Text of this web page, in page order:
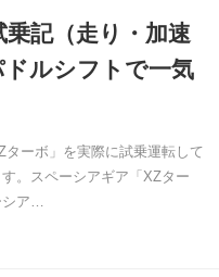
記（走り・加速
ルシフトで一気
ーボ」を実際に試乗運転して
。スペーシアギア「XZター
シア…